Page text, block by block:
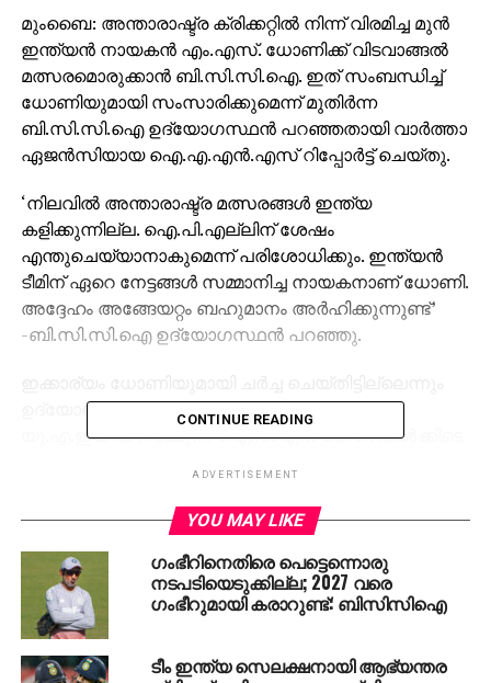
മുംബൈ: അന്താരാഷ്ട്ര ക്രിക്കറ്റില്‍ നിന്ന് വിരമിച്ച മുന്‍
ഇന്ത്യന്‍ നായകന്‍ എം.എസ്. ധോണിക്ക് വിടവാങ്ങല്‍
മത്സരമൊരുക്കാന്‍ ബി.സി.സി.ഐ. ഇത് സംബന്ധിച്ച്
ധോണിയുമായി സംസാരിക്കുമെന്ന് മുതിര്‍ന്ന
ബി.സി.സി.ഐ ഉദ്യോഗസ്ഥന്‍ പറഞ്ഞതായി വാര്‍ത്താ
ഏജന്‍സിയായ ഐ.എ.എന്‍.എസ് റിപ്പോര്‍ട്ട് ചെയ്തു.
‘നിലവില്‍ അന്താരാഷ്ട്ര മത്സരങ്ങള്‍ ഇന്ത്യ
കളിക്കുന്നില്ല. ഐ.പി.എല്ലിന് ശേഷം
എന്തുചെയ്യാനാകുമെന്ന് പരിശോധിക്കും. ഇന്ത്യന്‍
ടീമിന് ഏറെ നേട്ടങ്ങള്‍ സമ്മാനിച്ച നായകനാണ് ധോണി.
അദ്ദേഹം അങ്ങേയറ്റം ബഹുമാനം അര്‍ഹിക്കുന്നുണ്ട്’
-ബി.സി.സി.ഐ ഉദ്യോഗസ്ഥന്‍ പറഞ്ഞു.
ഉദ്യോഗസ്ഥന്‍ പറഞ്ഞു. സെപ്റ്റംബറില്‍
യു.എ.ഇയില്‍ നടക്കുന്ന ഐ.പി.എല്‍ മത്സരങ്ങള്‍ക്കിടെ
ചോദിക്കും. ഇത് ധോണി സമ്മതിച്ചാലും ഇല്ലെങ്കിലും
അദ്ദേഹത്തിന് ഉചിതമായ യാത്രയയപ്പ് നല്‍കുമെന്ന്
ഉദ്യോഗസ്ഥന്‍ പറഞ്ഞു.
നേരത്തെ, ഝാര്‍ഖണ്ഡ് മുഖ്യമന്ത്രി ഹേമന്ദ് സോറന്‍
ധോണിക്ക് വിടവാങ്ങല്‍ മത്സരം സംഘടിപ്പിക്കണമെന്ന്
ബി.സി.സി.ഐയോട് ആവശ്യപ്പെട്ടിരുന്നു. മത്സരത്തിന്
CONTINUE READING
ADVERTISEMENT
YOU MAY LIKE
ഗംഭീറിനെതിരെ പെട്ടെന്നൊരു
നടപടിയെടുക്കില്ല; 2027 വരെ
ഗംഭീറുമായി കരാറുണ്ട്: ബിസിസിഐ
ടീം ഇന്ത്യ സെലക്ഷനായി ആഭ്യന്തര